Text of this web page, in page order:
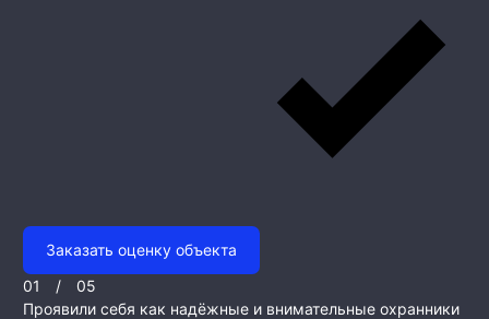
Заказать оценку объекта
01
/
05
Проявили себя как надёжные и внимательные охранники